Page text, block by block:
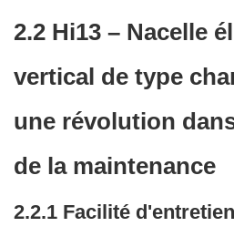
2.2 Hi13 – Nacelle
vertical de type
une révolution
de la maintenance
2.2.1 Facilité